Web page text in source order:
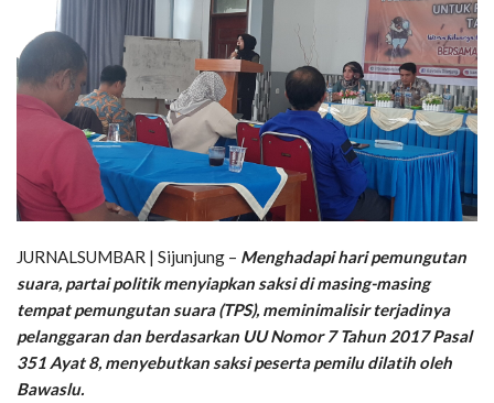
JURNALSUMBAR | Sijunjung – Menghadapi hari pemungutan
suara, partai politik menyiapkan saksi di masing-masing
tempat pemungutan suara (TPS), meminimalisir terjadinya
pelanggaran dan berdasarkan UU Nomor 7 Tahun 2017 Pasal
351 Ayat 8, menyebutkan saksi peserta pemilu dilatih oleh
Bawaslu.